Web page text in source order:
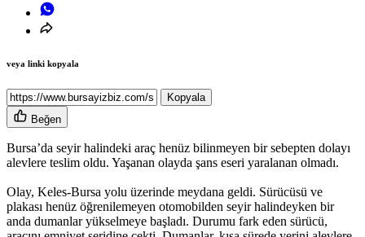
veya linki kopyala
Kopyala
Beğen
Bursa’da seyir halindeki araç henüz bilinmeyen bir sebepten dolayı
alevlere teslim oldu. Yaşanan olayda şans eseri yaralanan olmadı.
Olay, Keles-Bursa yolu üzerinde meydana geldi. Sürücüsü ve
plakası henüz öğrenilemeyen otomobilden seyir halindeyken bir
anda dumanlar yükselmeye başladı. Durumu fark eden sürücü,